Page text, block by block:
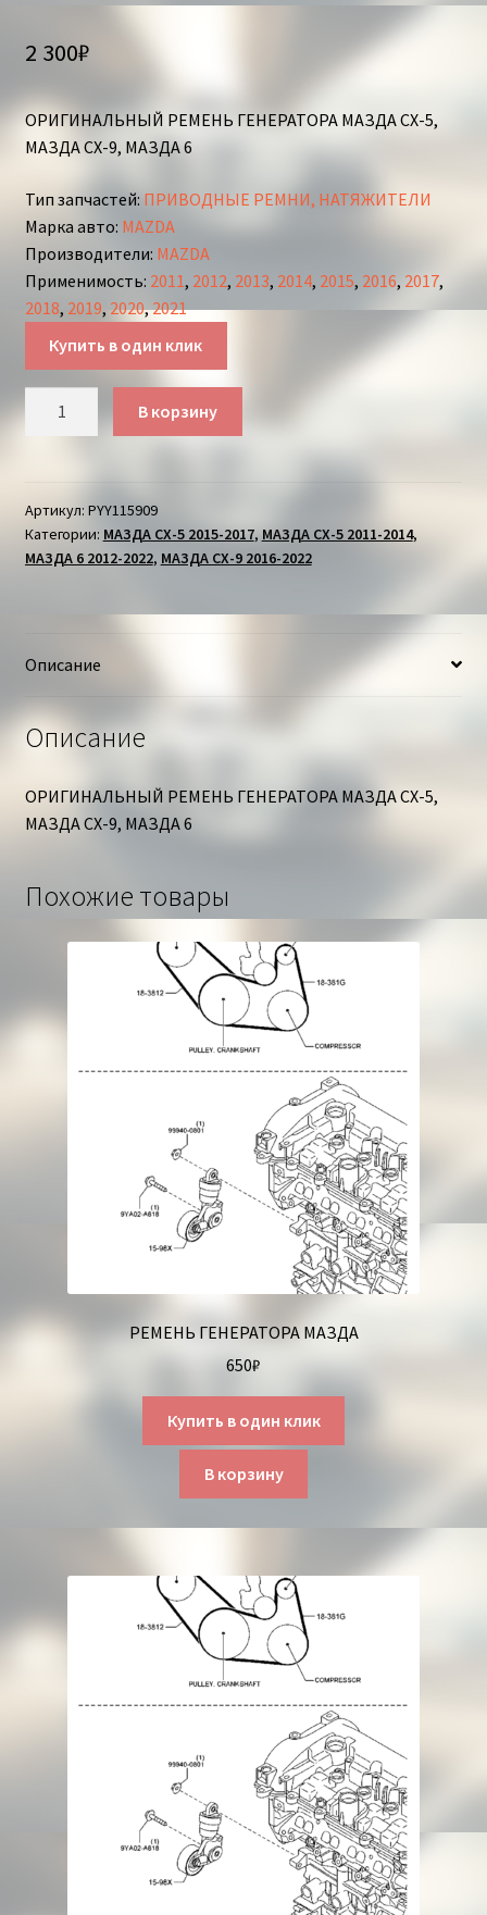
2 300₽
ОРИГИНАЛЬНЫЙ РЕМЕНЬ ГЕНЕРАТОРА МАЗДА СХ-5,
МАЗДА СХ-9, МАЗДА 6
Тип запчастей: ПРИВОДНЫЕ РЕМНИ, НАТЯЖИТЕЛИ
Марка авто: MAZDA
Производители: MAZDA
Применимость: 2011, 2012, 2013, 2014, 2015, 2016, 2017,
2018, 2019, 2020,2021
Купить в один клик
МАЗДА
В корзину
Артикул: PYY115909
Категории: МАЗДА СХ-5 2015-2017, МАЗДА СХ-5 2011-2014,
МАЗДА 6 2012-2022, МАЗДА СХ-9 2016-2022
Описание
Описание
ОРИГИНАЛЬНЫЙ РЕМЕНЬ ГЕНЕРАТОРА МАЗДА СХ-5,
МАЗДА СХ-9, МАЗДА 6
Похожие товары
РЕМЕНЬ ГЕНЕРАТОРА МАЗДА
650₽
Купить в один клик
В корзину